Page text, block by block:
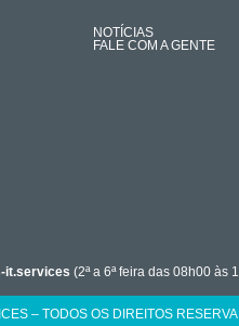
NOTÍCIAS
FALE COM A GENTE
it.services (2ª a 6ª feira das 08h00 às
– TODOS OS DIREITOS